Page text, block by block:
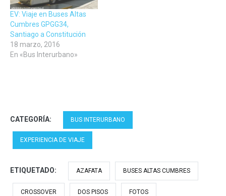
EV: Viaje en Buses Altas
Cumbres GPGG34,
Santiago a Constitución
18 marzo, 2016
En «Bus Interurbano»
CATEGORÍA: BUS INTERURBANO
EXPERIENCIA DE VIAJE
ETIQUETADO: AZAFATA BUSES ALTAS CUMBRES
CROSSOVER DOS PISOS FOTOS